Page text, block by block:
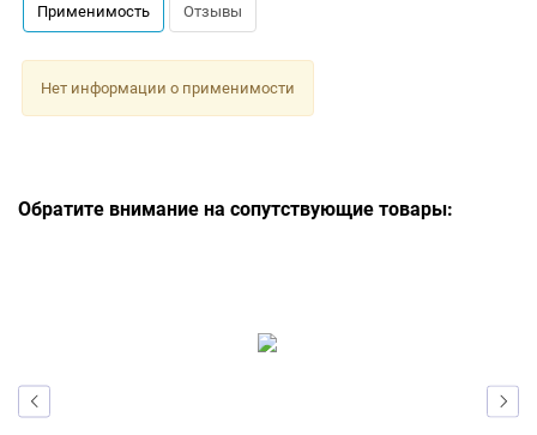
Применимость Отзывы
Нет информации о применимости
Обратите внимание на сопутствующие товары: